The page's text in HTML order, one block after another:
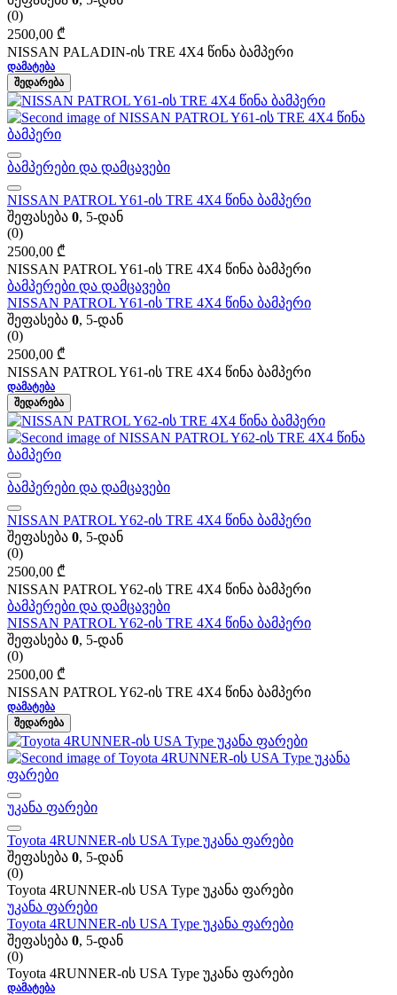
(0)
2500,00 ₾
NISSAN PALADIN-ის TRE 4X4 წინა ბამპერი
ᲓᲐᲛᲐᲢᲔᲑᲐ
ᲨᲔᲓᲐᲠᲔᲑᲐ
ბამპერები და დამცავები
NISSAN PATROL Y61-ის TRE 4X4 წინა ბამპერი
შეფასება 0, 5-დან
(0)
2500,00 ₾
NISSAN PATROL Y61-ის TRE 4X4 წინა ბამპერი
ბამპერები და დამცავები
NISSAN PATROL Y61-ის TRE 4X4 წინა ბამპერი
შეფასება 0, 5-დან
(0)
2500,00 ₾
NISSAN PATROL Y61-ის TRE 4X4 წინა ბამპერი
ᲓᲐᲛᲐᲢᲔᲑᲐ
ᲨᲔᲓᲐᲠᲔᲑᲐ
ბამპერები და დამცავები
NISSAN PATROL Y62-ის TRE 4X4 წინა ბამპერი
შეფასება 0, 5-დან
(0)
2500,00 ₾
NISSAN PATROL Y62-ის TRE 4X4 წინა ბამპერი
ბამპერები და დამცავები
NISSAN PATROL Y62-ის TRE 4X4 წინა ბამპერი
შეფასება 0, 5-დან
(0)
2500,00 ₾
NISSAN PATROL Y62-ის TRE 4X4 წინა ბამპერი
ᲓᲐᲛᲐᲢᲔᲑᲐ
ᲨᲔᲓᲐᲠᲔᲑᲐ
უკანა ფარები
Toyota 4RUNNER-ის USA Type უკანა ფარები
შეფასება 0, 5-დან
(0)
Toyota 4RUNNER-ის USA Type უკანა ფარები
უკანა ფარები
Toyota 4RUNNER-ის USA Type უკანა ფარები
შეფასება 0, 5-დან
(0)
Toyota 4RUNNER-ის USA Type უკანა ფარები
ᲓᲐᲛᲐᲢᲔᲑᲐ